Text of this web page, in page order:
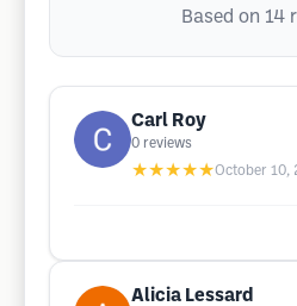
Based on 14
Carl Roy
0 reviews
★★★★★October 10,
Alicia Lessard